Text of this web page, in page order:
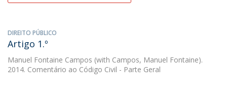
DIREITO PÚBLICO
Artigo 1.º
Manuel Fontaine Campos (with Campos, Manuel Fontaine).
2014. Comentário ao Código Civil - Parte Geral